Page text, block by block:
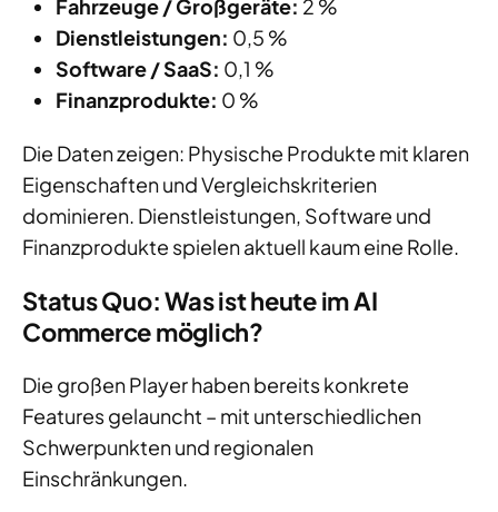
Fahrzeuge / Großgeräte: 2 %
Dienstleistungen: 0,5 %
Software / SaaS: 0,1 %
Finanzprodukte: 0 %
Die Daten zeigen: Physische Produkte mit klaren
Eigenschaften und Vergleichskriterien
dominieren. Dienstleistungen, Software und
Finanzprodukte spielen aktuell kaum eine Rolle.
Status Quo: Was ist heute im AI
Commerce möglich?
Die großen Player haben bereits konkrete
Features gelauncht – mit unterschiedlichen
Schwerpunkten und regionalen
Einschränkungen.